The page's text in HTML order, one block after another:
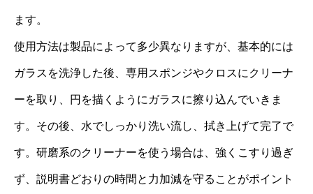
ます。
使用方法は製品によって多少異なりますが、基本的には
ガラスを洗浄した後、専用スポンジやクロスにクリーナ
ーを取り、円を描くようにガラスに擦り込んでいきま
す。その後、水でしっかり洗い流し、拭き上げて完了で
す。研磨系のクリーナーを使う場合は、強くこすり過ぎ
ず、説明書どおりの時間と力加減を守ることがポイント